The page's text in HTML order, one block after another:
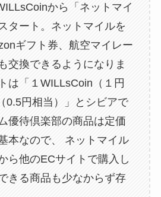
から「ネットマイ
タート。ネットマイルを
ギフト券、航空マイレー
交換できるようになりま
は「１WILLsCoin（１円
円相当）」とシビアで
優待倶楽部の商品は定価
本なので、 ネットマイル
ら他のECサイトで購入し
きる商品も少なからず存